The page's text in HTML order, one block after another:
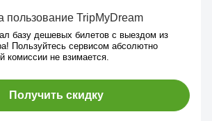
пользование TripMyDream
базу дешевых билетов с выездом из
Пользуйтесь сервисом абсолютно
комиссии не взимается.
Получить скидку